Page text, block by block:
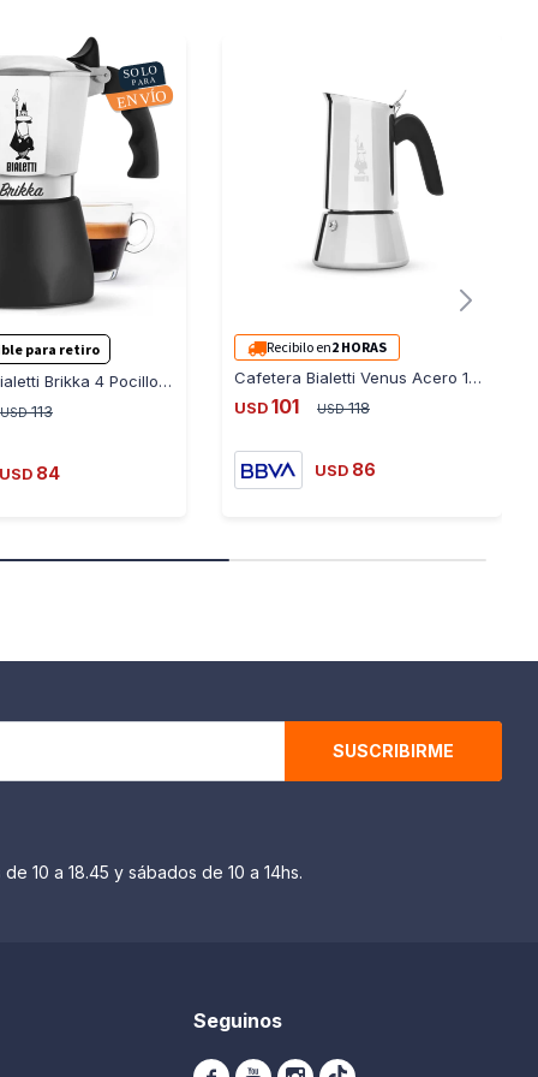
para retiro
Cafetera Bialetti Brikka 4 Pocillos Aluminio - ALUMINIO
USD 113
USD 84
Recibilo en2 HORAS
Cafetera Bialetti Venus Acero 10 Pocillos - ACERO-INOXIDABLE
USD 101 USD 118
USD 86
SUSCRIBIRME
10 a 18.45 y sábados de 10 a 14hs.
Seguinos